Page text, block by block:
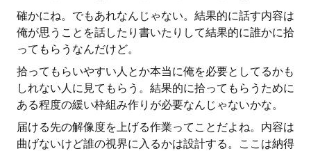
確かにね。でもあれなんじゃない。結果的に話す内容は
俺が思うことを話したり書いたりして結果的に誰かに拾
ってもらうなんだけど。
拾ってもらいやすい人とか本当に俺を必要としてるかも
しれない人に見てもらう。結果的に拾ってもらうために
ある程度の緩い枠組み作りが必要なんじゃないかな。
届ける先の解像度を上げる作業ってことだよね。内容は
曲げないけど誰の視界に入るかは設計する。ここは納得